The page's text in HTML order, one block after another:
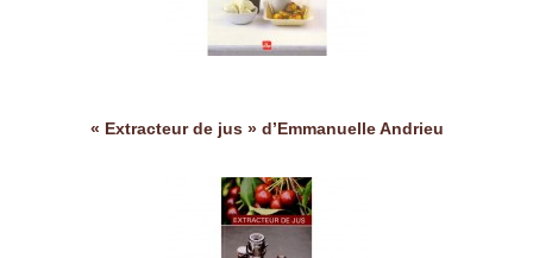
« Extracteur de jus » d’Emmanuelle Andrieu